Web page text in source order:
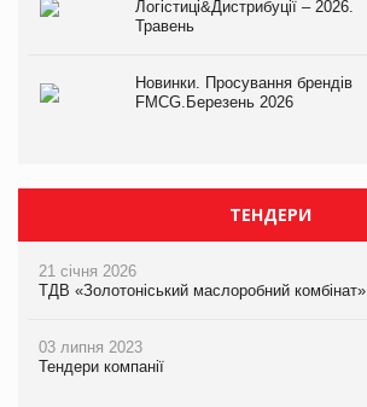
Логістиці&Дистрибуції – 2026.
Травень
Новинки. Просування брендів
FMCG.Березень 2026
ТЕНДЕРИ
21 січня 2026
ТДВ «Золотоніський маслоробний комбінат»
03 липня 2023
Тендери компанії